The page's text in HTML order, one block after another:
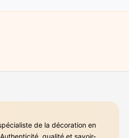
de la décoration en
qualité et savoir-